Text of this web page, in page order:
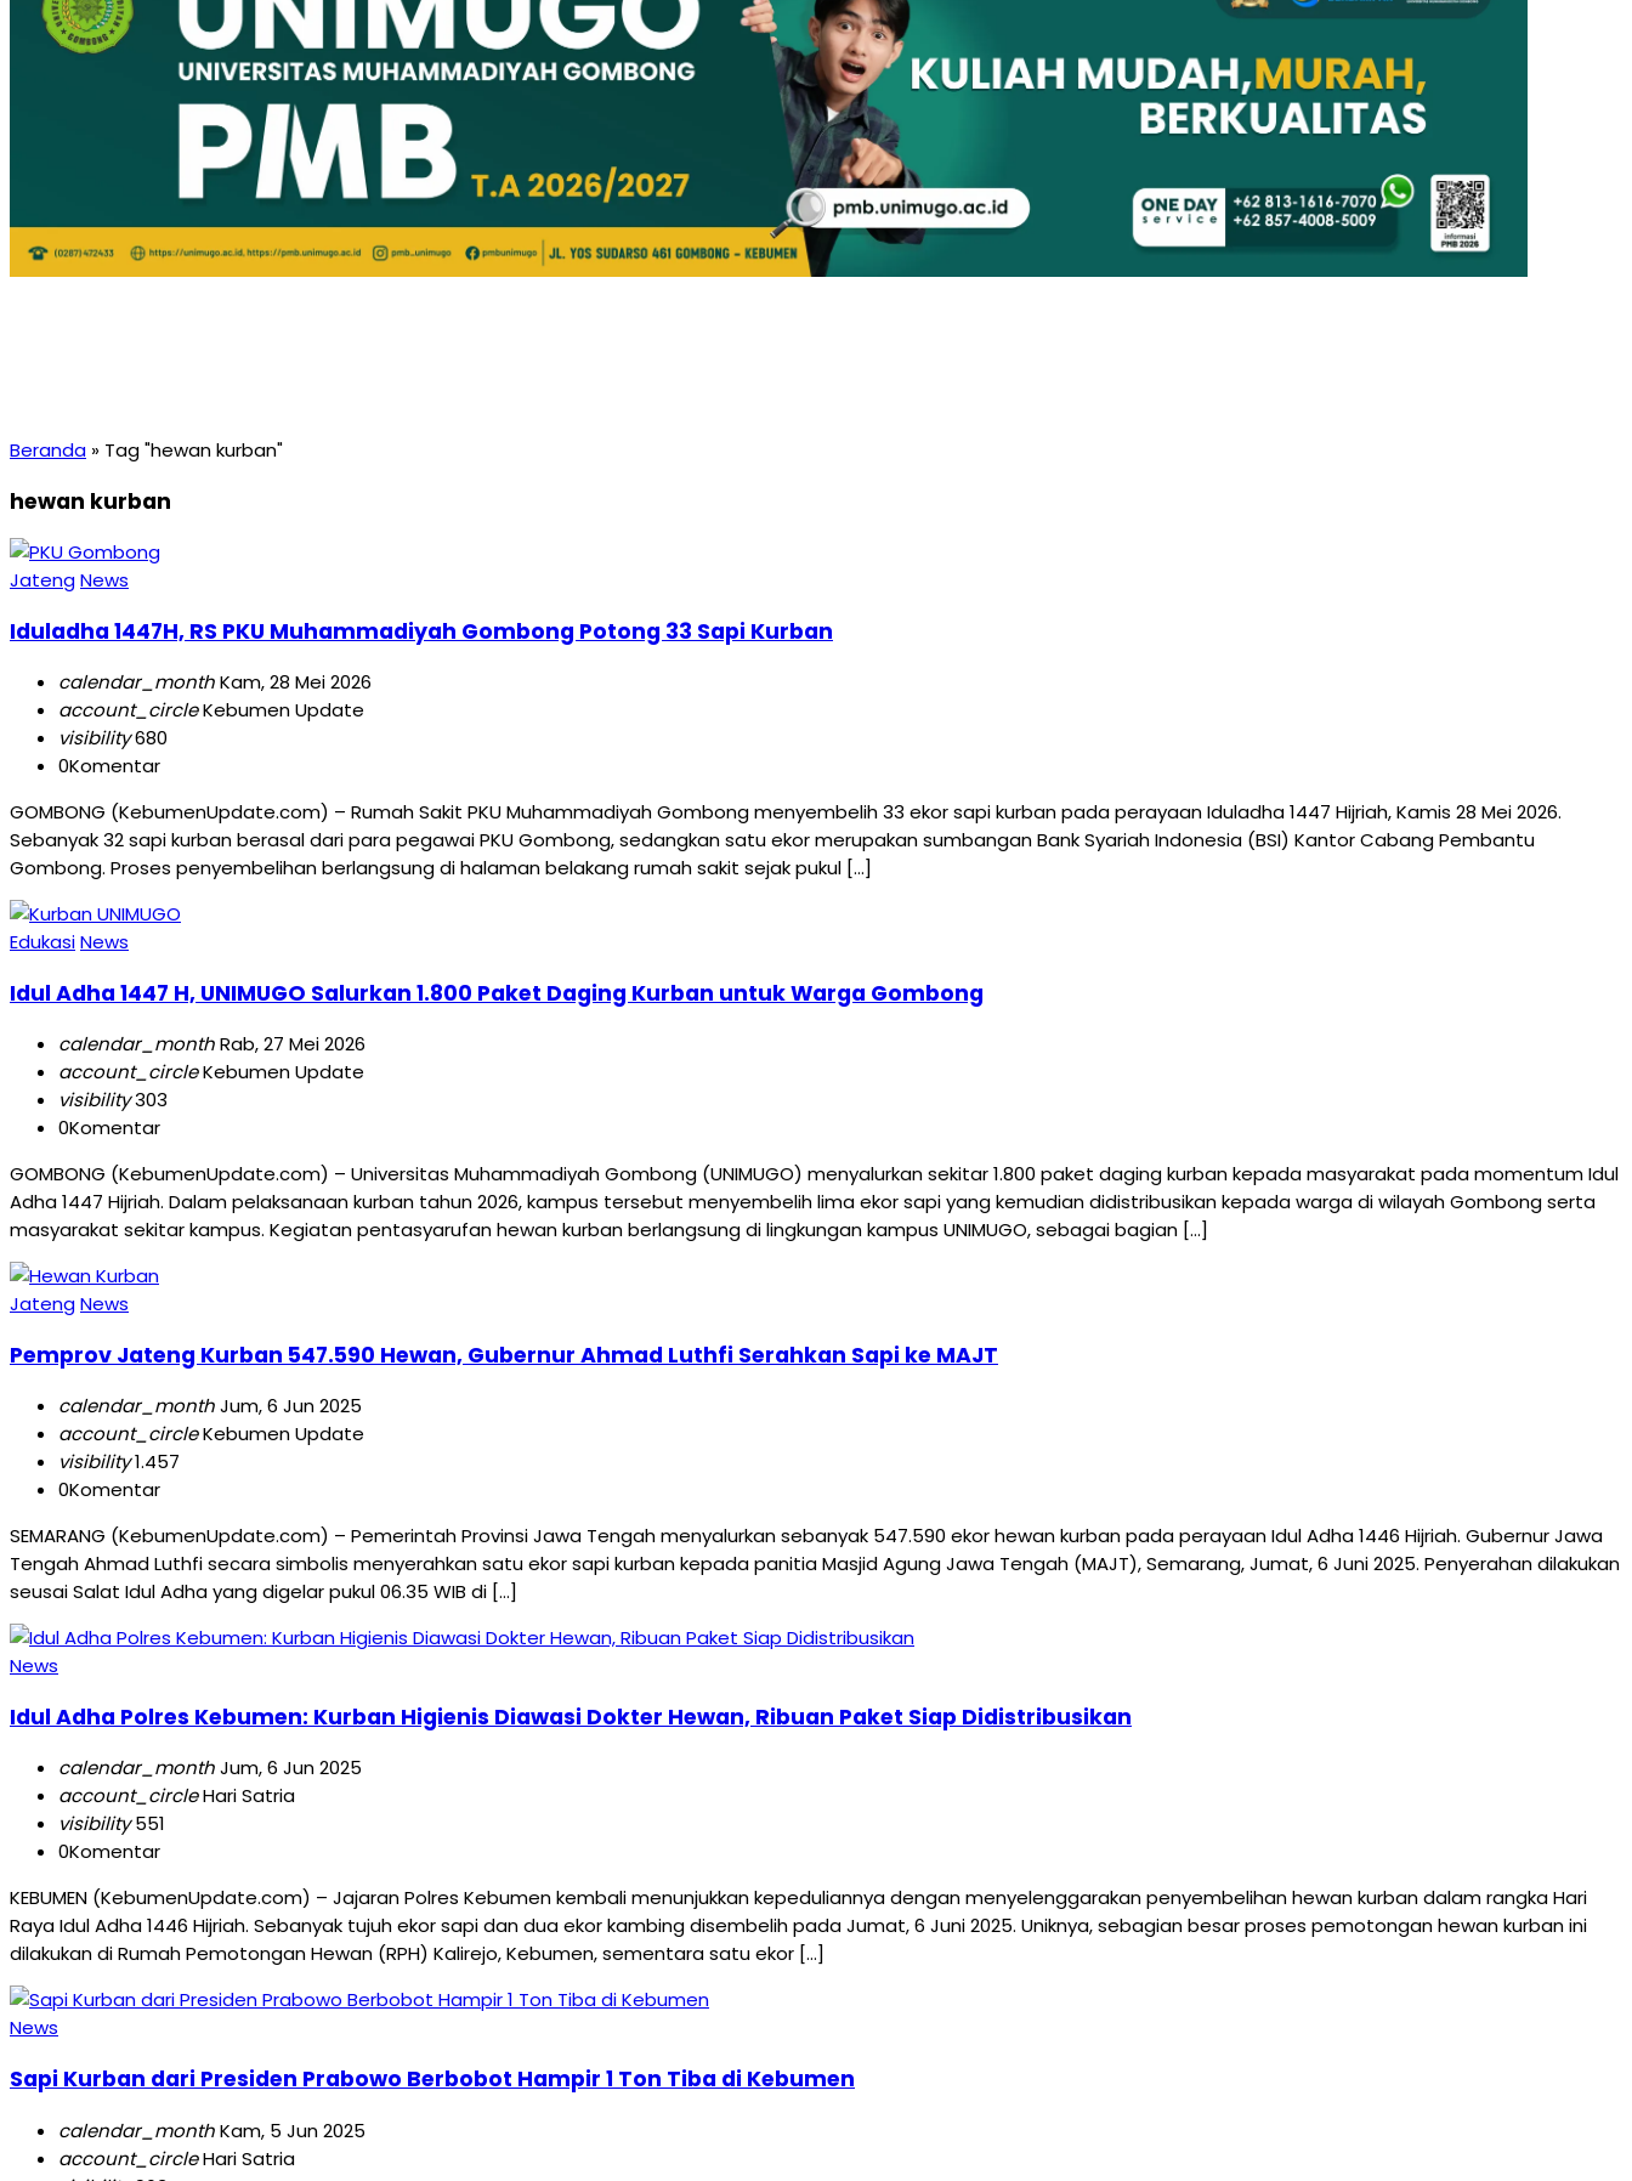
Beranda » Tag "hewan kurban"
hewan kurban
JatengNews
Iduladha 1447H, RS PKU Muhammadiyah Gombong Potong 33 Sapi Kurban
calendar_monthKam, 28 Mei 2026
account_circleKebumen Update
visibility680
0Komentar
GOMBONG (KebumenUpdate.com) – Rumah Sakit PKU Muhammadiyah Gombong menyembelih 33 ekor sapi kurban pada perayaan Iduladha 1447 Hijriah, Kamis 28 Mei 2026.
Sebanyak 32 sapi kurban berasal dari para pegawai PKU Gombong, sedangkan satu ekor merupakan sumbangan Bank Syariah Indonesia (BSI) Kantor Cabang Pembantu
Gombong. Proses penyembelihan berlangsung di halaman belakang rumah sakit sejak pukul […]
EdukasiNews
Idul Adha 1447 H, UNIMUGO Salurkan 1.800 Paket Daging Kurban untuk Warga Gombong
calendar_monthRab, 27 Mei 2026
account_circleKebumen Update
visibility303
0Komentar
GOMBONG (KebumenUpdate.com) – Universitas Muhammadiyah Gombong (UNIMUGO) menyalurkan sekitar 1.800 paket daging kurban kepada masyarakat pada momentum Idul
Adha 1447 Hijriah. Dalam pelaksanaan kurban tahun 2026, kampus tersebut menyembelih lima ekor sapi yang kemudian didistribusikan kepada warga di wilayah Gombong serta
masyarakat sekitar kampus. Kegiatan pentasyarufan hewan kurban berlangsung di lingkungan kampus UNIMUGO, sebagai bagian […]
JatengNews
Pemprov Jateng Kurban 547.590 Hewan, Gubernur Ahmad Luthfi Serahkan Sapi ke MAJT
calendar_monthJum, 6 Jun 2025
account_circleKebumen Update
visibility1.457
0Komentar
SEMARANG (KebumenUpdate.com) – Pemerintah Provinsi Jawa Tengah menyalurkan sebanyak 547.590 ekor hewan kurban pada perayaan Idul Adha 1446 Hijriah. Gubernur Jawa
Tengah Ahmad Luthfi secara simbolis menyerahkan satu ekor sapi kurban kepada panitia Masjid Agung Jawa Tengah (MAJT), Semarang, Jumat, 6 Juni 2025. Penyerahan dilakukan
seusai Salat Idul Adha yang digelar pukul 06.35 WIB di […]
News
Idul Adha Polres Kebumen: Kurban Higienis Diawasi Dokter Hewan, Ribuan Paket Siap Didistribusikan
calendar_monthJum, 6 Jun 2025
account_circleHari Satria
visibility551
0Komentar
KEBUMEN (KebumenUpdate.com) – Jajaran Polres Kebumen kembali menunjukkan kepeduliannya dengan menyelenggarakan penyembelihan hewan kurban dalam rangka Hari
Raya Idul Adha 1446 Hijriah. Sebanyak tujuh ekor sapi dan dua ekor kambing disembelih pada Jumat, 6 Juni 2025. Uniknya, sebagian besar proses pemotongan hewan kurban ini
dilakukan di Rumah Pemotongan Hewan (RPH) Kalirejo, Kebumen, sementara satu ekor […]
News
Sapi Kurban dari Presiden Prabowo Berbobot Hampir 1 Ton Tiba di Kebumen
calendar_monthKam, 5 Jun 2025
account_circleHari Satria